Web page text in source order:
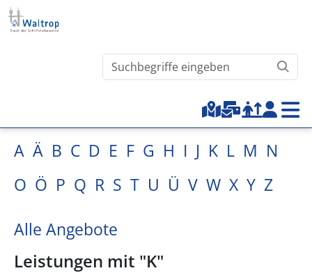
Direkt zum Inhalt
Waltrop.de durchsuchen
Top-Menu
A Ä B C D E F G H I J K L M N
O Ö P Q R S T U Ü V W X Y Z
Alle Angebote
Leistungen mit "K"